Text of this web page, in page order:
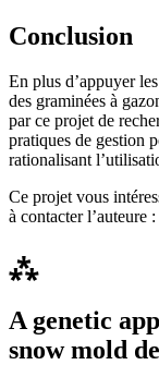
Conclusion
En plus d’appuyer
des graminées à
par ce projet de
pratiques de gestion
rationalisant
Ce projet vous
à contacter l’auteure :
⁂
A genetic
snow mold